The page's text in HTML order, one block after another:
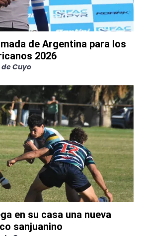
de Argentina para los
2026
Cuyo
en su casa una nueva
sanjuanino